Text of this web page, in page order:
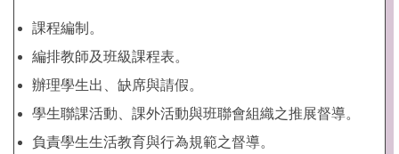
課程編制。
編排教師及班級課程表。
辦理學生出、缺席與請假。
學生聯課活動、課外活動與班聯會組織之推展督導。
負責學生生活教育與行為規範之督導。